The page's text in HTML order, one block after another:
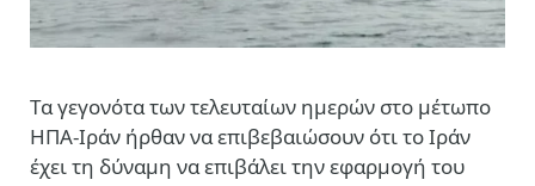
Tα γεγονότα των τελευταίων ημερών στο μέτωπο
ΗΠΑ-Ιράν ήρθαν να επιβεβαιώσουν ότι το Ιράν
έχει τη δύναμη να επιβάλει την εφαρμογή του